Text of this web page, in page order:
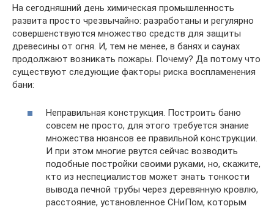
На сегодняшний день химическая промышленность
развита просто чрезвычайно: разработаны и регулярно
совершенствуются множество средств для защиты
древесины от огня. И, тем не менее, в банях и саунах
продолжают возникать пожары. Почему? Да потому что
существуют следующие факторы риска воспламенения
бани:
Неправильная конструкция. Построить баню
совсем не просто, для этого требуется знание
множества нюансов ее правильной конструкции.
И при этом многие рвутся сейчас возводить
подобные постройки своими руками, но, скажите,
кто из неспециалистов может знать тонкости
вывода печной трубы через деревянную кровлю,
расстояние, установленное СНиПом, которым